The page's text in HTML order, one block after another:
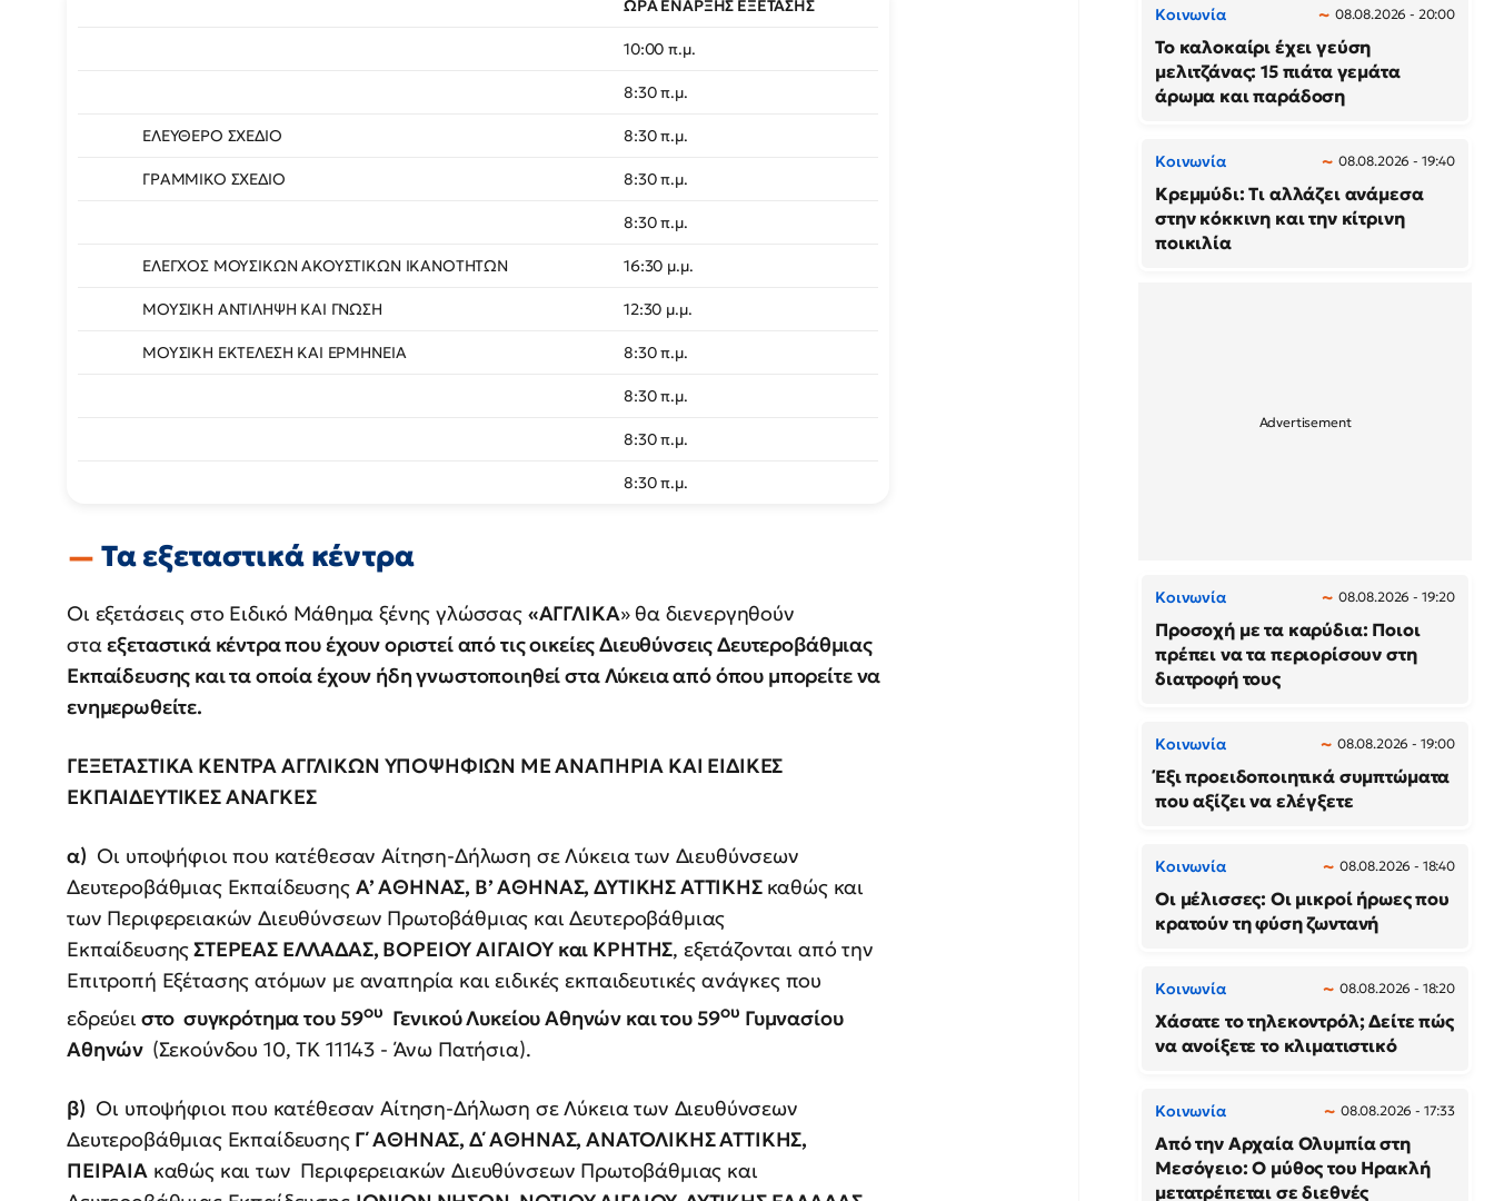
ΩΡΑ ΕΝΑΡΞΗΣ ΕΞΕΤΑΣΗΣ
10:00 π.μ.
8:30 π.μ.
ΕΛΕΥΘΕΡΟ ΣΧΕΔΙΟ 8:30 π.μ.
ΓΡΑΜΜΙΚΟ ΣΧΕΔΙΟ 8:30 π.μ.
8:30 π.μ.
ΕΛΕΓΧΟΣ ΜΟΥΣΙΚΩΝ ΑΚΟΥΣΤΙΚΩΝ ΙΚΑΝΟΤΗΤΩΝ 16:30 μ.μ.
ΜΟΥΣΙΚΗ ΑΝΤΙΛΗΨΗ ΚΑΙ ΓΝΩΣΗ 12:30 μ.μ.
ΜΟΥΣΙΚΗ ΕΚΤΕΛΕΣΗ ΚΑΙ ΕΡΜΗΝΕΙΑ 8:30 π.μ.
8:30 π.μ.
8:30 π.μ.
8:30 π.μ.
Τα εξεταστικά κέντρα
Οι εξετάσεις στο Ειδικό Μάθημα ξένης γλώσσας «ΑΓΓΛΙΚΑ» θα διενεργηθούν
σταεξεταστικά κέντρα που έχουν οριστεί από τις οικείες Διευθύνσεις Δευτεροβάθμιας
Εκπαίδευσης και τα οποία έχουν ήδη γνωστοποιηθεί στα Λύκεια από όπου μπορείτε να
ενημερωθείτε.
ΓΕΞΕΤΑΣΤΙΚΑ ΚΕΝΤΡΑ ΑΓΓΛΙΚΩΝ ΥΠΟΨΗΦΙΩΝ ΜΕ ΑΝΑΠΗΡΙΑ ΚΑΙ ΕΙΔΙΚΕΣ
ΕΚΠΑΙΔΕΥΤΙΚΕΣ ΑΝΑΓΚΕΣ
α) Οι υποψήφιοι που κατέθεσαν Αίτηση-Δήλωση σε Λύκεια των Διευθύνσεων
Δευτεροβάθμιας Εκπαίδευσης Α’ ΑΘΗΝΑΣ, Β’ ΑΘΗΝΑΣ, ΔΥΤΙΚΗΣ ΑΤΤΙΚΗΣ καθώς και
των Περιφερειακών Διευθύνσεων Πρωτοβάθμιας και Δευτεροβάθμιας
ΕκπαίδευσηςΣΤΕΡΕΑΣ ΕΛΛΑΔΑΣ, ΒΟΡΕΙΟΥ ΑΙΓΑΙΟΥ και ΚΡΗΤΗΣ, εξετάζονται από την
Επιτροπή Εξέτασης ατόμων με αναπηρία και ειδικές εκπαιδευτικές ανάγκες που
εδρεύει στο συγκρότημα του 59ου Γενικού Λυκείου Αθηνών και του 59ου Γυμνασίου
Αθηνών (Σεκούνδου 10, ΤΚ 11143 - Άνω Πατήσια).
β) Οι υποψήφιοι που κατέθεσαν Αίτηση-Δήλωση σε Λύκεια των Διευθύνσεων
Δευτεροβάθμιας ΕκπαίδευσηςΓ΄ ΑΘΗΝΑΣ, Δ΄ ΑΘΗΝΑΣ, ΑΝΑΤΟΛΙΚΗΣ ΑΤΤΙΚΗΣ,
ΠΕΙΡΑΙΑ καθώς και των Περιφερειακών Διευθύνσεων Πρωτοβάθμιας και
Κοινωνία 08.08.2026 - 20:00
Το καλοκαίρι έχει γεύση
μελιτζάνας: 15 πιάτα γεμάτα
άρωμα και παράδοση
Κοινωνία 08.08.2026 - 19:40
Κρεμμύδι: Τι αλλάζει ανάμεσα
στην κόκκινη και την κίτρινη
ποικιλία
Κοινωνία 08.08.2026 - 19:20
Προσοχή με τα καρύδια: Ποιοι
πρέπει να τα περιορίσουν στη
διατροφή τους
Κοινωνία 08.08.2026 - 19:00
Έξι προειδοποιητικά συμπτώματα
που αξίζει να ελέγξετε
Κοινωνία 08.08.2026 - 18:40
Οι μέλισσες: Οι μικροί ήρωες που
κρατούν τη φύση ζωντανή
Κοινωνία 08.08.2026 - 18:20
Χάσατε το τηλεκοντρόλ; Δείτε πώς
να ανοίξετε το κλιματιστικό
Κοινωνία 08.08.2026 - 17:33
Από την Αρχαία Ολυμπία στη
Μεσόγειο: Ο μύθος του Ηρακλή
μετατρέπεται σε διεθνές